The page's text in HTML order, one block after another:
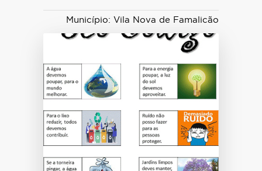
Município: Vila Nova de Famalicão